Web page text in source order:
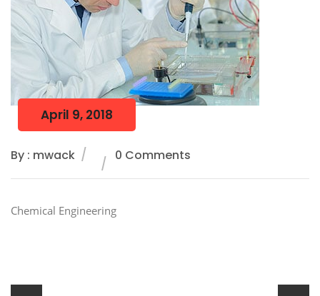
April 9, 2018
By : mwack 0 Comments
Chemical Engineering